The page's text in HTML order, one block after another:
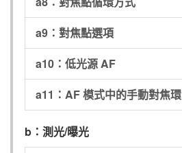
a9：對焦點選項
a10：低光源 AF
a11：AF 模式中的手動對焦環
b：測光/曝光